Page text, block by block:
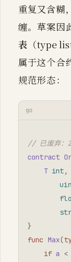
重复又含糊
缠。草案因
表 （type
属于这个合
规范形态：
go
// 已废弃：
contract
T int ,
}
func Max(
if a <